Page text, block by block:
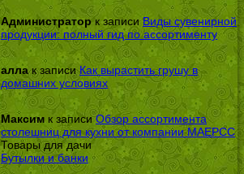
Администраторк записиВиды сувенирной
продукции: полный гид по ассортименту
аллак записиКак вырастить грушу в
домашних условиях
Максим к записиОбзор ассортимента
столешниц для кухни от компании МАЕРСС
Товары для дачи
Бутылки и банки